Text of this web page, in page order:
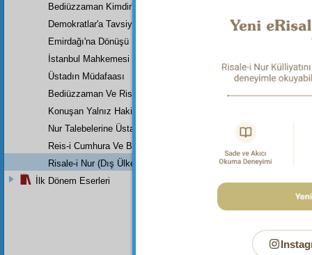
Bu
Bediüzzaman Kimdir?
Demokratlar'a Tavsiye
Emirdağı'na Dönüşü
İstanbul Mahkemesi
Üstadın Müdafaası
Bediüzzaman Ve Risale-İ Nur (Risale-İ Nur Nedir, Nasıl Bir
Konuşan Yalnız Hakikattir
Nur Talebelerine Üstad Bediüzzaman'ın Son Dersi
Reis-i Cumhura Ve Başvekile
Risale-i Nur (Dış Ülkeler)
İlk Dönem Eserleri